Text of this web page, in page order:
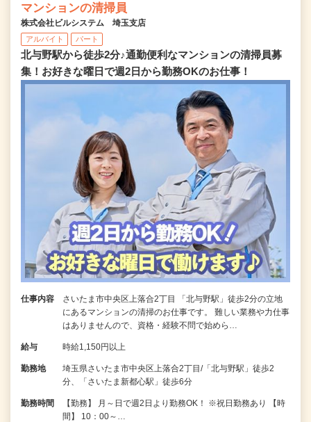
マンションの清掃員
株式会社ビルシステム 埼玉支店
アルバイト パート
北与野駅から徒歩2分♪通勤便利なマンションの清掃員募
集！お好きな曜日で週2日から勤務OKのお仕事！
仕事内容
さいたま市中央区上落合2丁目 「北与野駅」徒歩2分の立地
にあるマンションの清掃のお仕事です。 難しい業務や力仕事
はありませんので、資格・経験不問で始めら…
給与 時給1,150円以上
勤務地
埼玉県さいたま市中央区上落合2丁目/「北与野駅」徒歩2
分、「さいたま新都心駅」徒歩6分
勤務時間
【勤務】 月～日で週2日より勤務OK！ ※祝日勤務あり 【時
間】 10：00～…